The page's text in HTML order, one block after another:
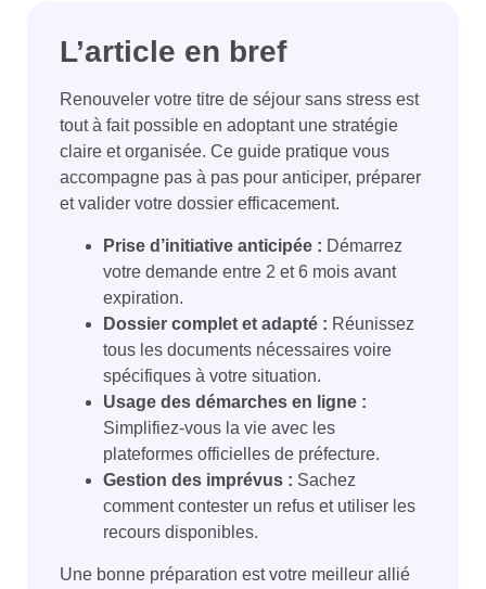
L’article en bref
Renouveler votre titre de séjour sans stress est
tout à fait possible en adoptant une stratégie
claire et organisée. Ce guide pratique vous
accompagne pas à pas pour anticiper, préparer
et valider votre dossier efficacement.
Prise d’initiative anticipée : Démarrez
votre demande entre 2 et 6 mois avant
expiration.
Dossier complet et adapté : Réunissez
tous les documents nécessaires voire
spécifiques à votre situation.
Usage des démarches en ligne :
Simplifiez-vous la vie avec les
plateformes officielles de préfecture.
Gestion des imprévus : Sachez
comment contester un refus et utiliser les
recours disponibles.
Une bonne préparation est votre meilleur allié